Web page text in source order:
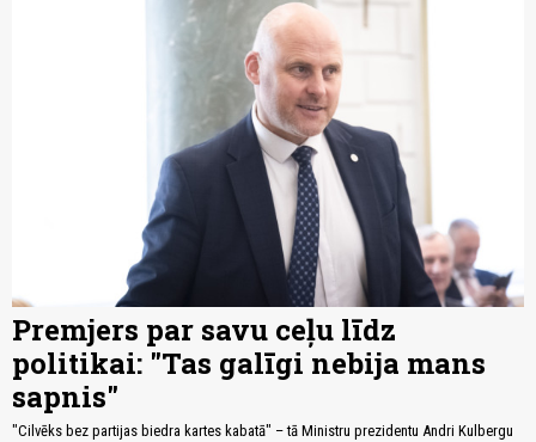
Premjers par savu ceļu līdz
politikai: "Tas galīgi nebija mans
sapnis"
"Cilvēks bez partijas biedra kartes kabatā" – tā Ministru prezidentu Andri Kulbergu